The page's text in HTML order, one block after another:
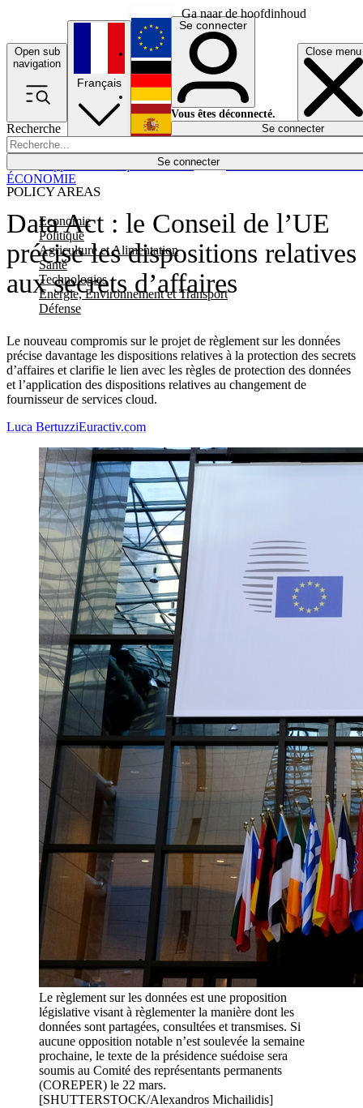
Ga naar de hoofdinhoud
Open sub
navigation
Close menu
Recherche
Se connecter
POLICY AREAS
Economie
Politique
Agriculture et Alimentation
Santé
Technologies
Energie, Environnement et Transport
Défense
Économie
Français
English
Deutsch
Español
Se connecter
Vous êtes déconnecté.
Se connecter
Data Act : le Conseil de l’UE
précise les dispositions relatives
aux secrets d’affaires
Le nouveau compromis sur le projet de règlement sur les données
précise davantage les dispositions relatives à la protection des secrets
d’affaires et clarifie le lien avec les règles de protection des données
et l’application des dispositions relatives au changement de
fournisseur de services cloud.
ÉCONOMIE
Luca BertuzziEuractiv.com
Le règlement sur les données est une proposition
législative visant à règlementer la manière dont les
données sont partagées, consultées et transmises. Si
aucune opposition notable n’est soulevée la semaine
prochaine, le texte de la présidence suédoise sera
soumis au Comité des représentants permanents
(COREPER) le 22 mars.
[SHUTTERSTOCK/Alexandros Michailidis]